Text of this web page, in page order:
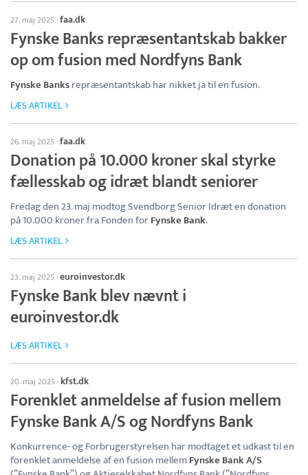
27. maj 2025·faa.dk
Fynske Banks repræsentantskab bakker
op om fusion med Nordfyns Bank
Fynske Banksrepræsentantskab har nikket ja til en fusion.
LÆS ARTIKEL
26. maj 2025·faa.dk
Donation på 10.000 kroner skal styrke
fællesskab og idræt blandt seniorer
Fredag den 23. maj modtog Svendborg Senior Idræt en donation
på 10.000 kroner fra Fonden forFynske Bank.
LÆS ARTIKEL
23. maj 2025·euroinvestor.dk
Fynske Bank blev nævnt i
euroinvestor.dk
LÆS ARTIKEL
20. maj 2025· kfst.dk
Forenklet anmeldelse af fusion mellem
Fynske Bank A/S og Nordfyns Bank
Konkurrence- og Forbrugerstyrelsen har modtaget et udkast til en
forenklet anmeldelse af en fusion mellemFynske Bank A/S